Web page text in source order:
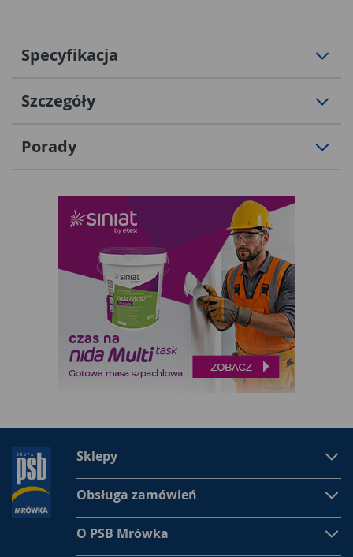
Specyfikacja
Szczegóły
Porady
Sklepy
Obsługa zamówień
O PSB Mrówka